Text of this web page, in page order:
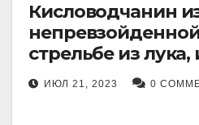
Кисловодчанин
стрельбе из лука,
прославили его в
Ставропольском
ИЮЛ 21, 2023 0